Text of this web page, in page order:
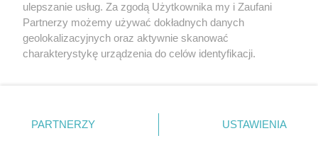
Te rośliny po dobrym ukorzenieniu (pierwszy rok
wymagają opieki) znoszą nawet kilkudniowe lub
kilkudziesięciodniowe okresy bez deszczu.
ulepszanie usług. Za zgodą Użytkownika my i Zaufani
Partnerzy możemy używać dokładnych danych
geolokalizacyjnych oraz aktywnie skanować
charakterystykę urządzenia do celów identyfikacji.
zmienić/wycofać klikając przycisk ustawień prywatności
znajdujący się w lewym dolnym rogu strony
PARTNERZY USTAWIENIA